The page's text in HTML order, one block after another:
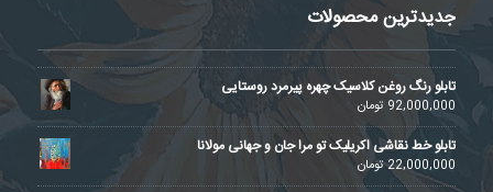
جدیدترین محصولات
تابلو رنگ روغن کلاسیک چهره پیرمرد روستایی
92,000,000 تومان
تابلو خط نقاشی اکریلیک تو مرا جان و جهانی مولانا
22,000,000تومان